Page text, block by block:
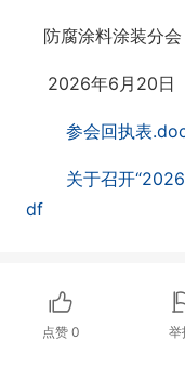
防腐涂料涂装
2026年6
参会回执表
关于召开
df
点赞 0 举